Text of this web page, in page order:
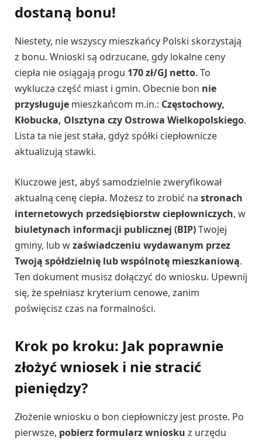
dostaną bonu!
Niestety, nie wszyscy mieszkańcy Polski skorzystają
z bonu. Wnioski są odrzucane, gdy lokalne ceny
ciepła nie osiągają progu 170 zł/GJ netto. To
wyklucza część miast i gmin. Obecnie bon nie
przysługuje mieszkańcom m.in.: Częstochowy,
Kłobucka, Olsztyna czy Ostrowa Wielkopolskiego.
Lista ta nie jest stała, gdyż spółki ciepłownicze
aktualizują stawki.
Kluczowe jest, abyś samodzielnie zweryfikował
aktualną cenę ciepła. Możesz to zrobić na stronach
internetowych przedsiębiorstw ciepłowniczych, w
biuletynach informacji publicznej (BIP)Twojej
gminy, lub wzaświadczeniu wydawanym przez
Twoją spółdzielnię lub wspólnotę mieszkaniową.
Ten dokument musisz dołączyć do wniosku. Upewnij
się, że spełniasz kryterium cenowe, zanim
poświęcisz czas na formalności.
Krok po kroku: Jak poprawnie
złożyć wniosek i nie stracić
pieniędzy?
Złożenie wniosku o bon ciepłowniczy jest proste. Po
pierwsze, pobierz formularz wniosku z urzędu